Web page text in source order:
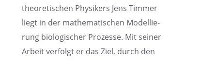
theore­ti­schen Physi­kers Jens Timmer
liegt in der mathe­ma­ti­schen Model­lie­
rung biolo­gi­scher Prozesse. Mit seiner
Arbeit verfolgt er das Ziel, durch den